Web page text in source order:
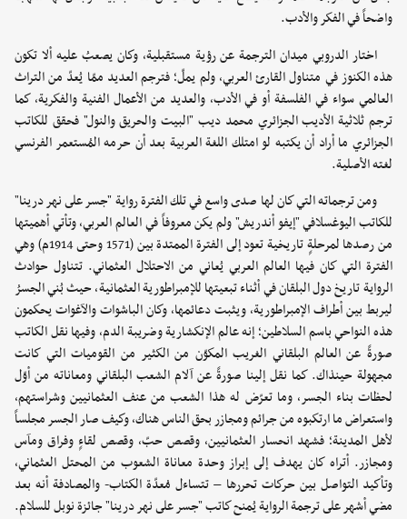
واضحاً في الفكر والأدب.
اختار الدروبي ميدان الترجمة عن رؤية مستقبلية، وكان يصعبُ عليه ألا تكون
هذه الكنوز في متناول القارئ العربي، ولم يملّ؛ فترجم العديد ممّا يُعدّ من التراث
العالمي سواء في الفلسفة أو في الأدب، والعديد من الأعمال الفنية والفكرية، كما
ترجم ثلاثية الأديب الجزائري محمد ديب "البيت والحريق والنول" فحقق للكاتب
الجزائري ما أراد أن يكتبه لو امتلك اللغة العربية بعد أن حرمه المُستعمر الفرنسي
لغته الأصلية.
ومن ترجماته التي كان لها صدى واسع في تلك الفترة رواية "جسر على نهر درينا"
للكاتب اليوغسلافي "إيفو أندريش" ولم يكن معروفاً في العالم العربي، وتأتي أهميتها
من رصدها لمرحلةٍ تاريخية تعود إلى الفترة الممتدة بين (1571 وحتى 1914م) وهي
الفترة التي كان فيها العالم العربي يُعاني من الاحتلال العثماني. تتناول حوادث
الرواية تاريخ دول البلقان في أثناء تبعيتها للإمبراطورية العثمانية، حيث بُني الجسرُ
ليربط بين أطراف الإمبراطورية، ويثبت دعائمها، وكان الباشوات والآغوات يحكمون
هذه النواحي باسم السلاطين؛ إنه عالم الإنكشارية وضريبة الدم، وفيها نقل الكاتب
صورةً عن العالم البلقاني الغريب المكوّن من الكثير من القوميات التي كانت
مجهولة حينذاك. كما نقل إلينا صورةً عن آلام الشعب البلقاني ومعاناته من أوّل
لحظات بناء الجسر، وما تعرّض له هذا الشعب من عنف العثمانيين وشراستهم،
واستعراض ما ارتكبوه من جرائم ومجازر بحق الناس هناك، وكيف صار الجسر مجلساً
لأهل المدينة؛ فشهد انحسار العثمانيين، وقصص حبّ، وقصص لقاءٍ وفراق ومآس
ومجازر. أتراه كان يهدف إلى إبراز وحدة معاناة الشعوب من المحتل العثماني،
وتأكيد التواصل بين حركات تحررها – تتساءل مُعدّة الكتاب- والمصادفة أنه بعد
مضي أشهر على ترجمة الرواية يُمنح كاتب "جسر على نهر درينا" جائزة نوبل للسلام.